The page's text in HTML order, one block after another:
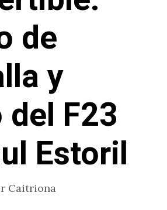
de
y
F23
Estoril
Caitriona